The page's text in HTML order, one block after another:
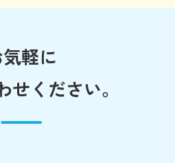
軽に
せください。